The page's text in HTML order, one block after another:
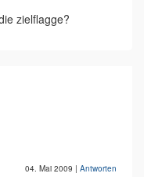
zielflagge?
04. Mai 2009 | Antworten